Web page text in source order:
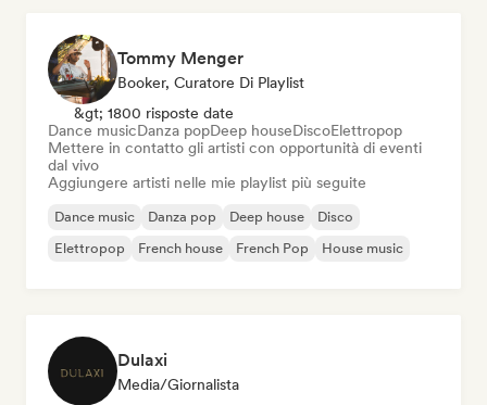
Tommy Menger
Booker, Curatore Di Playlist
&gt; 1800 risposte date
Dance musicDanza popDeep houseDiscoElettropop
Mettere in contatto gli artisti con opportunità di eventi
dal vivo
Aggiungere artisti nelle mie playlist più seguite
Dance music Danza pop Deep house
Disco
Elettropop
French house French Pop House music
Dulaxi
Media/Giornalista